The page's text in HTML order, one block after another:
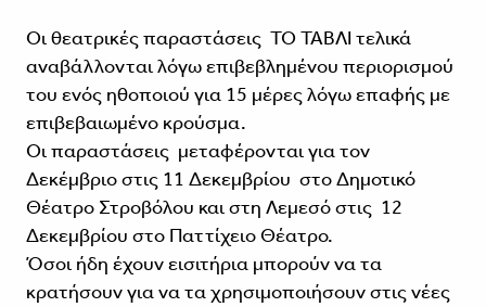
Οι θεατρικές παραστάσεις ΤΟ ΤΑΒΛΙ τελικά
αναβάλλονται λόγω επιβεβλημένου περιορισμού
του ενός ηθοποιού για 15 μέρες λόγω επαφής με
επιβεβαιωμένο κρούσμα.
Οι παραστάσεις μεταφέρονται για τον
Δεκέμβριο στις 11 Δεκεμβρίου στο Δημοτικό
Θέατρο Στροβόλου και στη Λεμεσό στις 12
Δεκεμβρίου στο Παττίχειο Θέατρο.
Όσοι ήδη έχουν εισιτήρια μπορούν να τα
κρατήσουν για να τα χρησιμοποιήσουν στις νέες